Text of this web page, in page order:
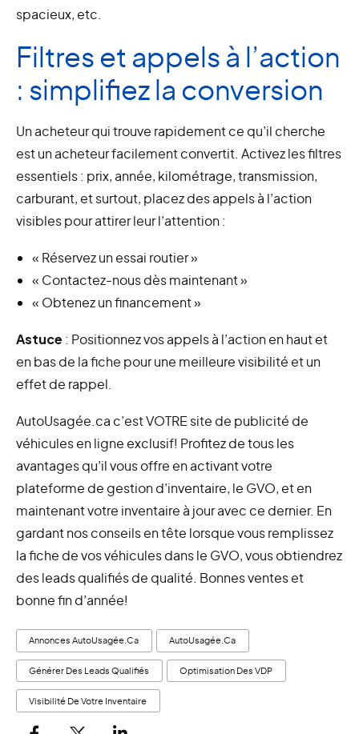
spacieux, etc.
Filtres et appels à l’action
: simplifiez la conversion
Un acheteur qui trouve rapidement ce qu’il cherche
est un acheteur facilement convertit. Activez les filtres
essentiels : prix, année, kilométrage, transmission,
carburant, et surtout, placez des appels à l’action
visibles pour attirer leur l’attention :
« Réservez un essai routier »
« Contactez-nous dès maintenant »
« Obtenez un financement »
Astuce : Positionnez vos appels à l’action en haut et
en bas de la fiche pour une meilleure visibilité et un
effet de rappel.
AutoUsagée.ca c’est VOTRE site de publicité de
véhicules en ligne exclusif! Profitez de tous les
avantages qu’il vous offre en activant votre
plateforme de gestion d’inventaire, le GVO, et en
maintenant votre inventaire à jour avec ce dernier. En
gardant nos conseils en tête lorsque vous remplissez
la fiche de vos véhicules dans le GVO, vous obtiendrez
des leads qualifiés de qualité. Bonnes ventes et
bonne fin d’année!
Annonces AutoUsagée.ca AutoUsagée.ca
Générer Des Leads Qualifiés Optimisation Des VDP
Visibilité De Votre Inventaire